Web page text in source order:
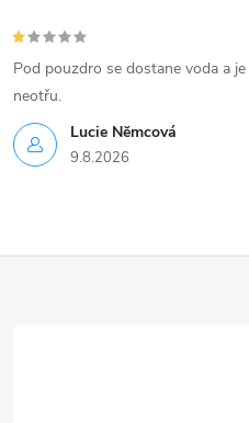
Lucie Nĕmcová
9.8.2026
Pod pouzdro se dostane voda a
neotřu.